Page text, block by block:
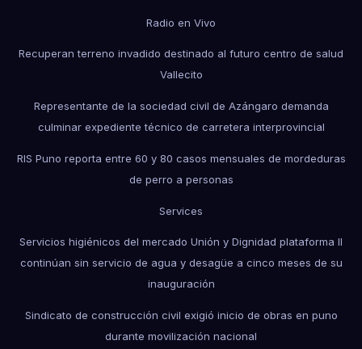
Radio en Vivo
Recuperan terreno invadido destinado al futuro centro de salud
Vallecito
Representante de la sociedad civil de Azángaro demanda
culminar expediente técnico de carretera interprovincial
RIS Puno reporta entre 60 y 80 casos mensuales de mordeduras
de perro a personas
Services
Servicios higiénicos del mercado Unión y Dignidad plataforma II
continúan sin servicio de agua y desagüe a cinco meses de su
inauguración
Sindicato de construcción civil exigió inicio de obras en puno
durante movilización nacional